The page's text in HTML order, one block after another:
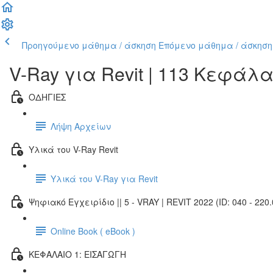
Προηγούμενο μάθημα / άσκηση Επόμενο μάθημα / άσκηση
V-Ray για Revit | 113
ΟΔΗΓΙΕΣ
Λήψη Αρχείων
Υλικά του V-Ray Revit
Υλικά του V-Ray για Revit
Ψηφιακό Εγχειρίδιο || 5 - VRAY | REVIT 2022 (ID: 040 -
Online Book ( eBook )
ΚΕΦΑΛΑΙΟ 1: ΕΙΣΑΓΩΓΗ